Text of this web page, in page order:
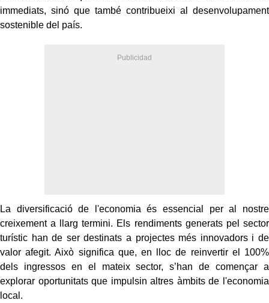
immediats, sinó que també contribueixi al desenvolupament
sostenible del país.
La diversificació de l'economia és essencial per al nostre
creixement a llarg termini. Els rendiments generats pel sector
turístic han de ser destinats a projectes més innovadors i de
valor afegit. Això significa que, en lloc de reinvertir el 100%
dels ingressos en el mateix sector, s’han de començar a
explorar oportunitats que impulsin altres àmbits de l'economia
local.